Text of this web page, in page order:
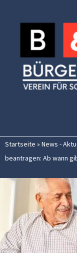
Inhalt
springen
Startseite » News -
beantragen: Ab wann